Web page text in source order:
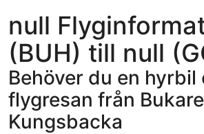
null
(BUH) till null
Behöver du en hyrbil
flygresan från
Kungsbacka